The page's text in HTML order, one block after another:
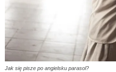
Jak się pisze po angielsku parasol?